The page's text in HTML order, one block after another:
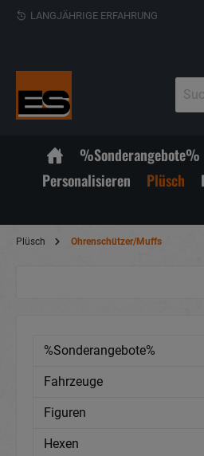
LANGJÄHRIGE ERFAHRUNG
%Sonderangebote%
Personalisieren
Plüsch
Plüsch Ohrenschützer/Muffs
%Sonderangebote%
Fahrzeuge
Figuren
Hexen